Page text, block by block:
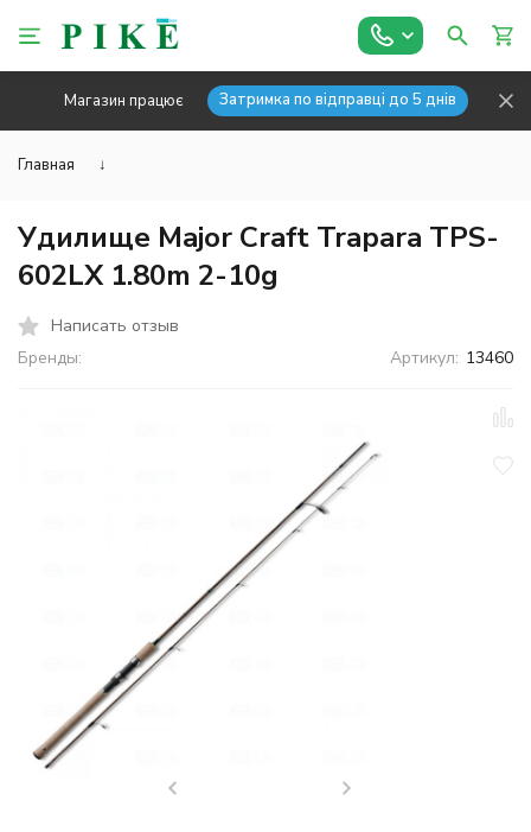
Магазин працює Затримка по відправці до 5 днів
Главная ↓
Удилище Major Craft Trapara TPS-
602LX 1.80m 2-10g
Написать отзыв
Бренды:
Артикул: 13460